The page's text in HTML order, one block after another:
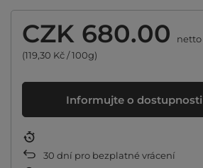
CZK 680.00 netto
(119,30 Kč / 100g)
Informujte o dostupnosti
30 dní pro bezplatné vrácení